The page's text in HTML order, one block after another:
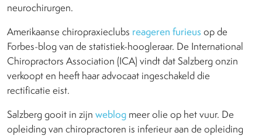
neurochirurgen.
Amerikaanse chiropraxieclubs reageren furieus op de
Forbes-blog van de statistiek-hoogleraar. De International
Chiropractors Association (ICA) vindt dat Salzberg onzin
verkoopt en heeft haar advocaat ingeschakeld die
rectificatie eist.
Salzberg gooit in zijn weblog meer olie op het vuur. De
opleiding van chiropractoren is inferieur aan de opleiding